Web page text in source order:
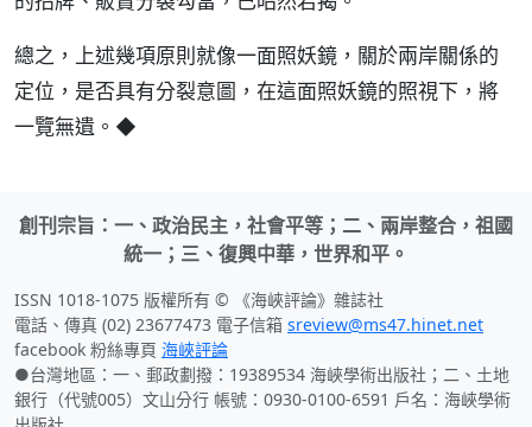
總之，上述幾項原則就像一面照妖鏡，關於兩岸關係的
定位，是否具有分裂意圖，在這面照妖鏡的照視下，將
一覽無遺。◆
創刊宗旨：一、政治民主，社會平等；二、兩岸整合，祖國
統一；三、復興中華，世界和平。
ISSN 1018-1075 版權所有 © 《海峽評論》雜誌社
電話、傳真 (02) 23677473 電子信箱 sreview@ms47.hinet.net
facebook 粉絲專頁 海峽評論
●台灣地區：一、郵政劃撥：19389534 海峽學術出版社；二、土地
銀行（代號005）文山分行 帳號：0930-0100-6591 戶名：海峽學術